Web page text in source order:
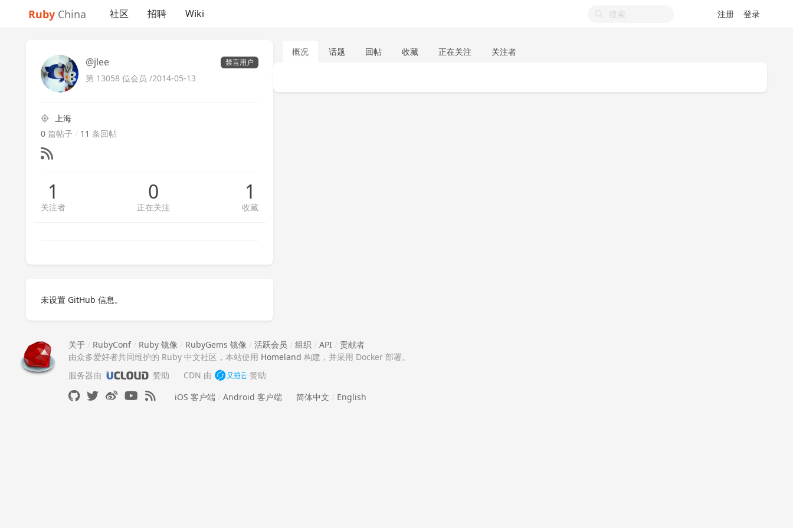
Ruby China 社区 招聘 Wiki 注册 登录
@jlee 禁言用户
第 13058 位会员 /2014-05-13
上海
0 篇帖子 / 11 条回帖
1
关注者
0
正在关注
1
收藏
未设置 GitHub 信息。
概况 话题 回帖 收藏 正在关注 关注者
关于 / RubyConf/ Ruby 镜像 / RubyGems 镜像 / 活跃会员 / 组织 / API / 贡献者
由众多爱好者共同维护的 Ruby 中文社区，本站使用 Homeland 构建，并采用 Docker 部署。
服务器由
赞助 CDN 由
赞助
iOS 客户端 / Android 客户端 简体中文 / English